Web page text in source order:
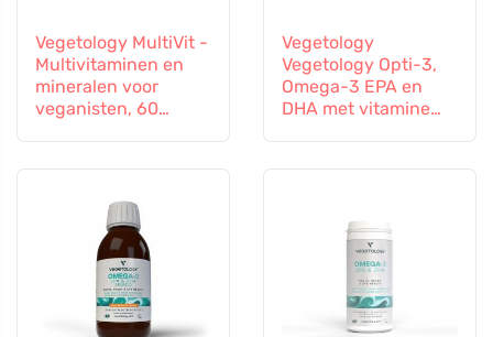
Vegetology MultiVit -
Multivitaminen en
mineralen voor
veganisten, 60
Vegetology
Vegetology Opti-3,
Omega-3 EPA en
DHA met vitamine